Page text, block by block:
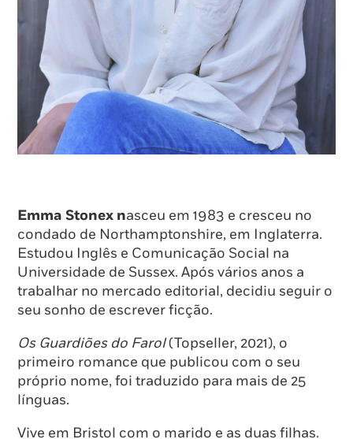
Emma Stonex nasceu em 1983 e cresceu no
condado de Northamptonshire, em Inglaterra.
Estudou Inglês e Comunicação Social na
Universidade de Sussex. Após vários anos a
trabalhar no mercado editorial, decidiu seguir o
seu sonho de escrever ficção.
Os Guardiões do Farol(Topseller, 2021), o
primeiro romance que publicou com o seu
próprio nome, foi traduzido para mais de 25
línguas.
Vive em Bristol com o marido e as duas filhas.